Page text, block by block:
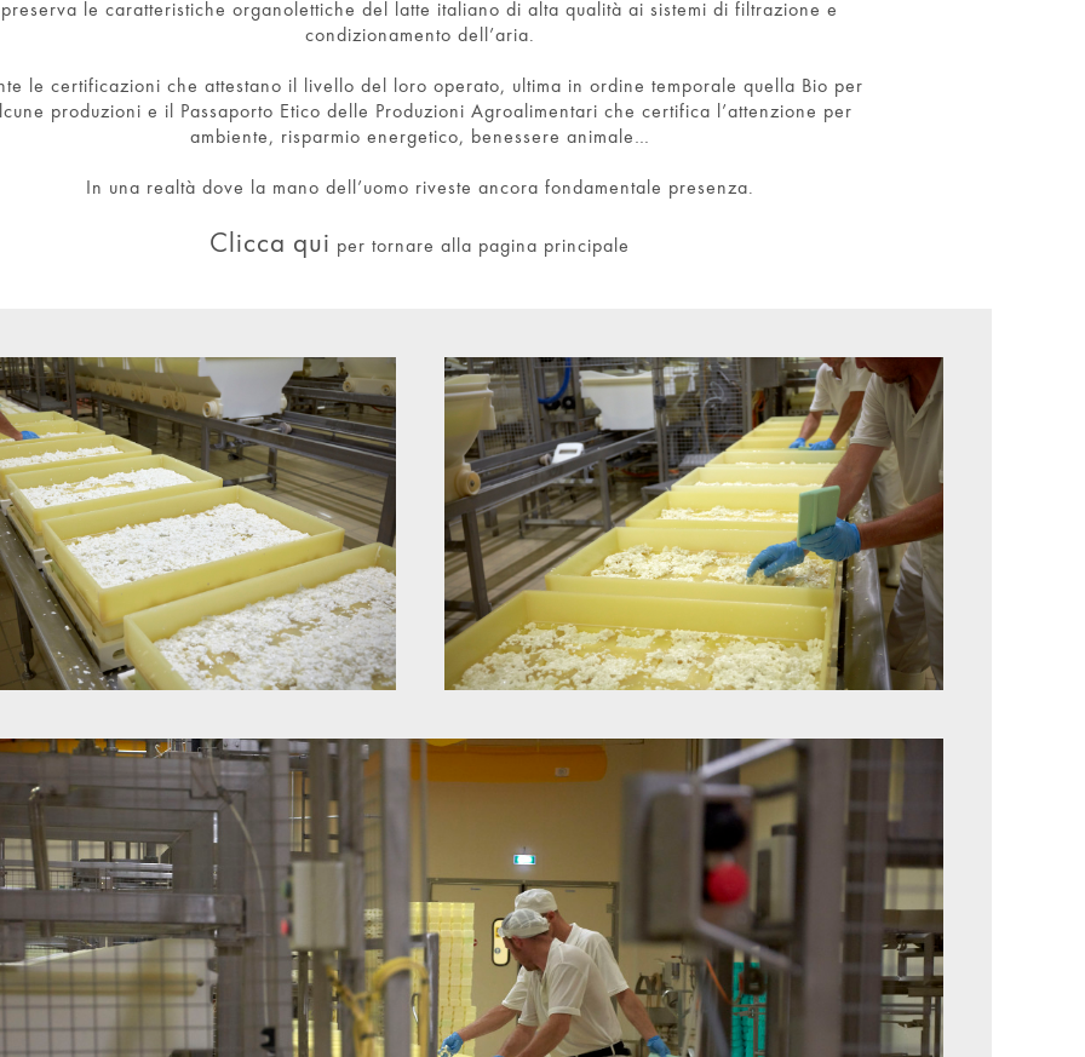
LOGIN
ACCEDI ALL'AREA RISERVATA
USERNAME:
preserva le caratteristiche organolettiche del latte italiano di alta qualità ai sistemi di filtrazione e
condizionamento dell’aria.
le certificazioni che attestano il livello del loro operato, ultima in ordine temporale quella Bio per
produzioni e il Passaporto Etico delle Produzioni Agroalimentari che certifica l’attenzione per
ambiente, risparmio energetico, benessere animale…
In una realtà dove la mano dell’uomo riveste ancora fondamentale presenza.
Clicca qui per tornare alla pagina principale